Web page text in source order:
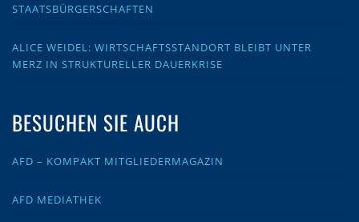
STAATSBÜRGERSCHAFTEN
ALICE WEIDEL: WIRTSCHAFTSSTANDORT BLEIBT UNTER
MERZ IN STRUKTURELLER DAUERKRISE
BESUCHEN SIE AUCH
AFD – KOMPAKT MITGLIEDERMAGAZIN
AFD MEDIATHEK